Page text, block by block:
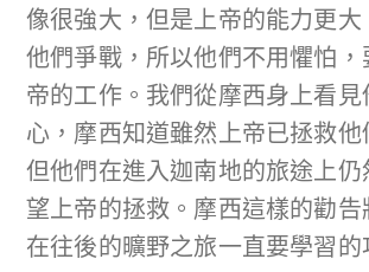
像很強大，但是上帝的能力更
他們爭戰，所以他們不用懼怕
帝的工作。我們從摩西身上看
心，摩西知道雖然上帝已拯救他
但他們在進入迦南地的旅途上
望上帝的拯救。摩西這樣的勸
在往後的曠野之旅一直要學習的